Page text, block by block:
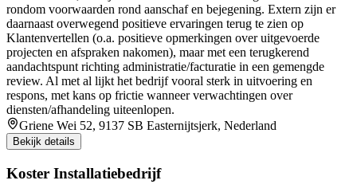
rondom voorwaarden rond aanschaf en bejegening. Extern zijn er
daarnaast overwegend positieve ervaringen terug te zien op
Klantenvertellen (o.a. positieve opmerkingen over uitgevoerde
projecten en afspraken nakomen), maar met een terugkerend
aandachtspunt richting administratie/facturatie in een gemengde
review. Al met al lijkt het bedrijf vooral sterk in uitvoering en
respons, met kans op frictie wanneer verwachtingen over
diensten/afhandeling uiteenlopen.
Griene Wei 52, 9137 SB Easternijtsjerk, Nederland
Bekijk details
Koster Installatiebedrijf